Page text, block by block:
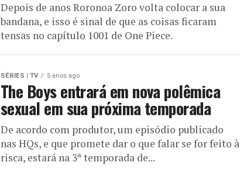
Depois de anos Roronoa Zoro volta colocar a sua
bandana, e isso é sinal de que as coisas ficaram
tensas no capítulo 1001 de One Piece.
SÉRIES | TV 5 anos ago
The Boys entrará em nova polêmica
sexual em sua próxima temporada
De acordo com produtor, um episódio publicado
nas HQs, e que promete dar o que falar se for feito à
risca, estará na 3ª temporada de...